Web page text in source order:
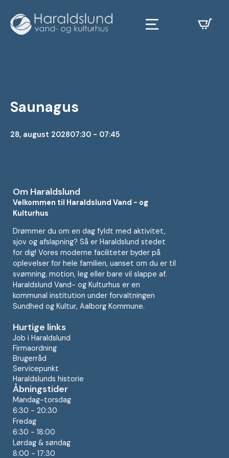
Saunagus
28, august 202807:30 - 07:45
Om Haraldslund
Velkommen til Haraldslund Vand - og
Kulturhus
Drømmer du om en dag fyldt med aktivitet,
sjov og afslapning? Så er Haraldslund stedet
for dig! Vores moderne faciliteter byder på
oplevelser for hele familien, uanset om du er til
svømning, motion, leg eller bare vil slappe af.
Haraldslund Vand- og Kulturhus er en
kommunal institution under forvaltningen
Sundhed og Kultur, Aalborg Kommune.
Hurtige links
Job i Haraldslund
Firmaordning
Brugerråd
Servicepunkt
Haraldslunds historie
Åbningstider
Mandag-torsdag
6:30 - 20:30
Fredag
6:30 - 18:00
Lørdag & søndag
8:00 - 17:30